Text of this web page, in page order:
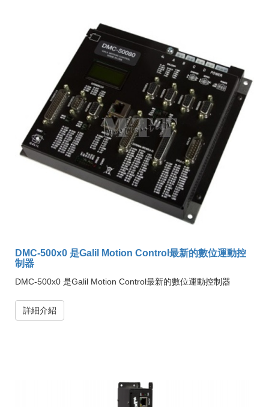
DMC-500x0 是Galil Motion Control最新的數位運動控
制器
DMC-500x0 是Galil Motion Control最新的數位運動控制器
詳細介紹